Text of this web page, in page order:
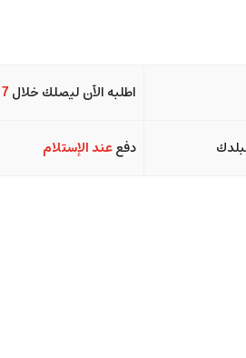
اطلبه الآن ليصلك خلال 7 أيام
دفععند الإستلام